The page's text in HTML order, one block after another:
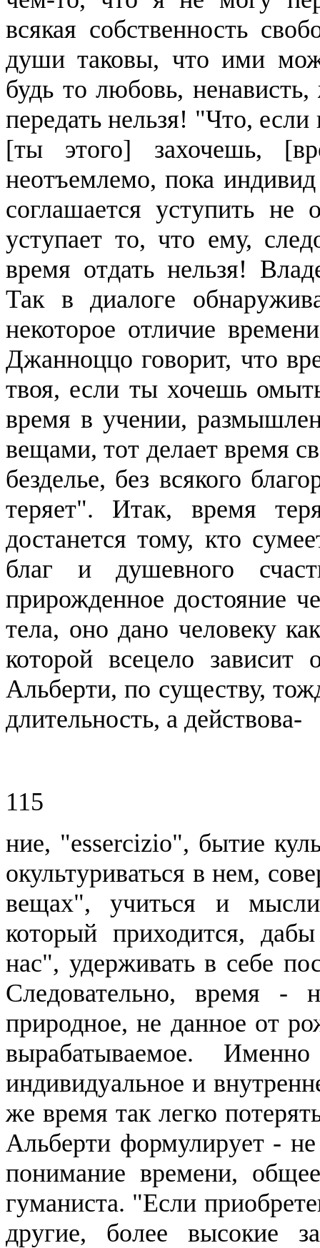
всякая собственность
души таковы, что ими
будь то любовь,
передать нельзя! "Что,
[ты этого] захочешь,
неотъемлемо, пока
соглашается уступить
уступает то, что ему,
время отдать нельзя!
Так в диалоге
некоторое отличие
Джанноццо говорит, что
твоя, если ты хочешь
время в учении,
вещами, тот делает время
безделье, без всякого
теряет". Итак, время
достанется тому, кто
благ и душевного
прирожденное достояние
тела, оно дано человеку
которой всецело
Альберти, по существу,
длительность, а действова-
115
ние, "essercizio", бытие
окультуриваться в нем,
вещах", учиться и
который приходится,
нас", удерживать в себе
Следовательно, время -
природное, не данное от
вырабатываемое.
индивидуальное и
же время так легко
Альберти формулирует -
понимание времени,
гуманиста. "Если
другие, более высокие